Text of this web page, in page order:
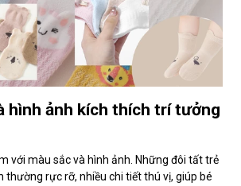
hình ảnh kích thích trí tưởng
với màu sắc và hình ảnh. Những đôi tất trẻ
thường rực rỡ, nhiều chi tiết thú vị, giúp bé